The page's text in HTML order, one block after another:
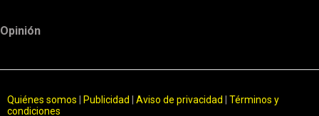
Opinión
Quiénes somos Publicidad Aviso de privacidad
Términos y
condiciones